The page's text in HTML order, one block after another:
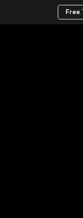
Free